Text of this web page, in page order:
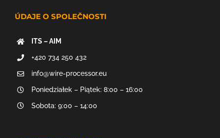
ÚDAJE O SPOLEČNOSTI
ITS – AIM
+420 734 250 432
info@wire-processor.eu
Poniedziałek – Piątek: 8:00 – 16:00
Sobota: 9:00 – 14:00